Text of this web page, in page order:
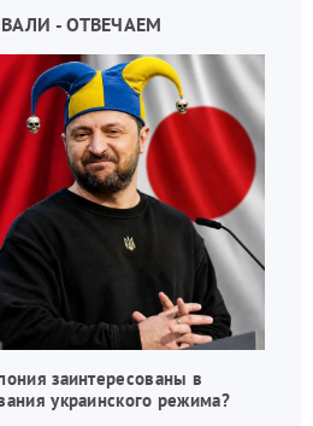
- ОТВЕЧАЕМ
заинтересованы в
украинского режима?